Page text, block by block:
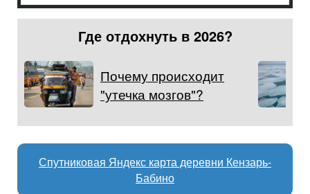
Где отдохнуть в 2026?
Почему происходит
"утечка мозгов"?
Спутниковая Яндекс карта деревни Кензарь-
Бабино